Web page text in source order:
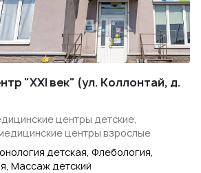
"XXI век" (ул. Коллонтай, д.
центры детские,
центры взрослые
детская, Флебология,
Массаж детский